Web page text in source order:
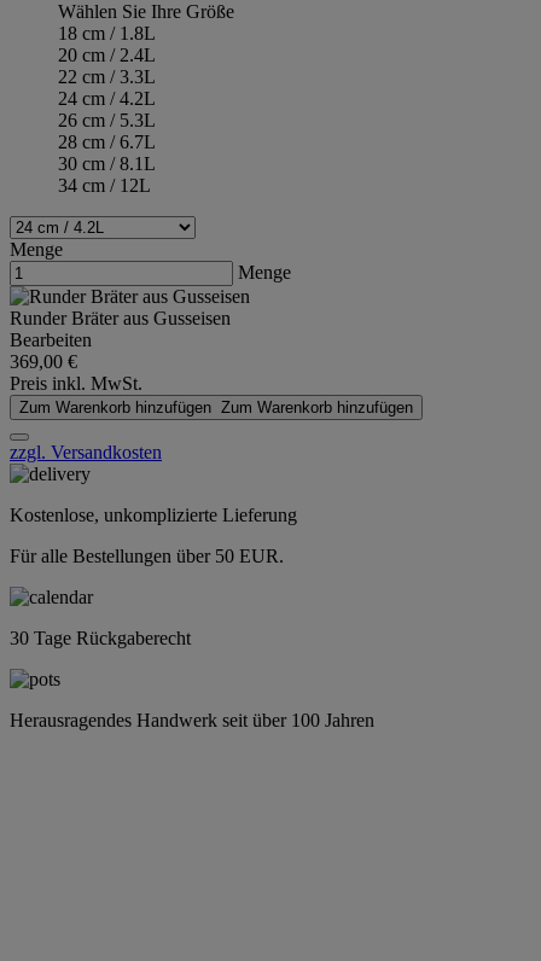
Wählen Sie Ihre Größe
18 cm / 1.8L
20 cm / 2.4L
22 cm / 3.3L
24 cm / 4.2L
26 cm / 5.3L
28 cm / 6.7L
30 cm / 8.1L
34 cm / 12L
Menge
Menge
Runder Bräter aus Gusseisen
Bearbeiten
369,00 €
Preis inkl. MwSt.
Zum Warenkorb hinzufügen Zum Warenkorb hinzufügen
zzgl. Versandkosten
Kostenlose, unkomplizierte Lieferung
Für alle Bestellungen über 50 EUR.
30 Tage Rückgaberecht
Herausragendes Handwerk seit über 100 Jahren